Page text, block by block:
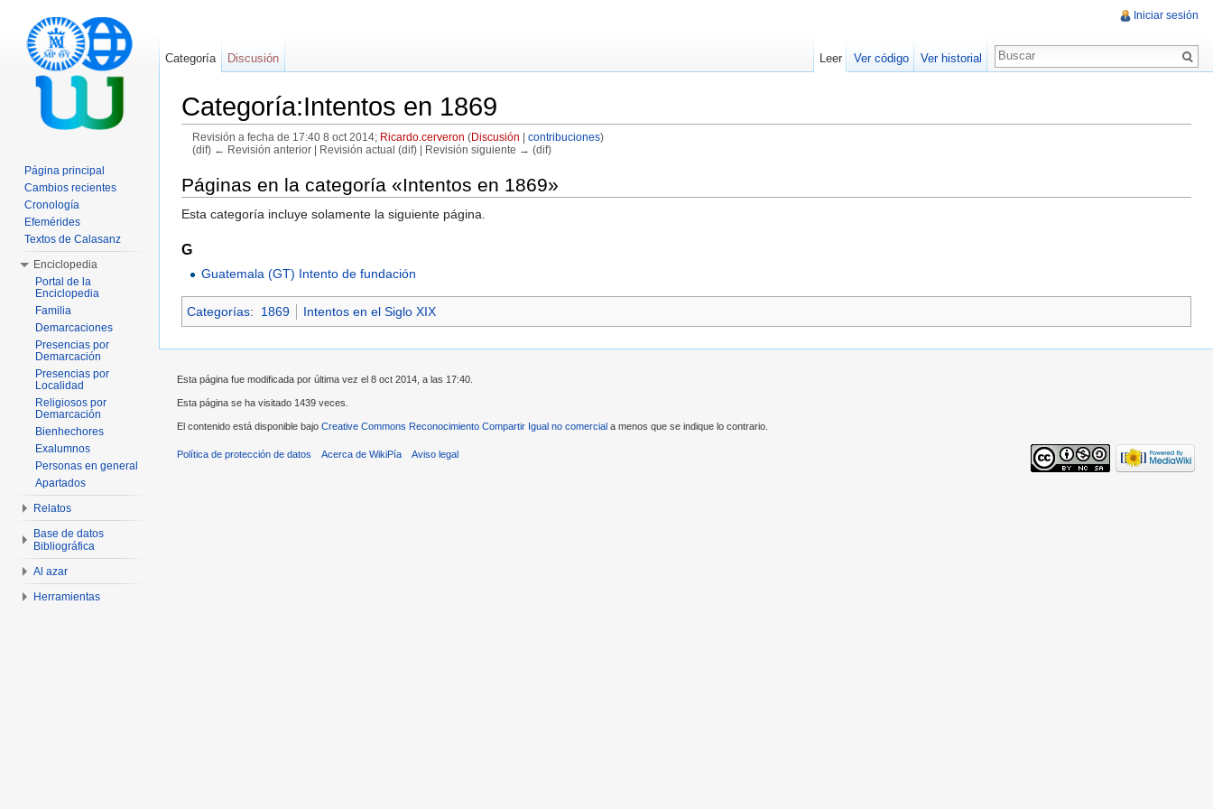
Categoría:Intentos en 1869
Revisión a fecha de 17:40 8 oct 2014; Ricardo.cerveron (Discusión contribuciones)
(dif) ← Revisión anterior | Revisión actual (dif) | Revisión siguiente → (dif)
Páginas en la categoría «Intentos en 1869»
Esta categoría incluye solamente la siguiente página.
G
Guatemala (GT) Intento de fundación
Categorías: 1869 Intentos en el Siglo XIX
Iniciar sesión
Categoría Discusión Leer Ver código Ver historial
Página principal
Cambios recientes
Cronología
Efemérides
Textos de Calasanz
Enciclopedia
Portal de la
Enciclopedia
Familia
Demarcaciones
Presencias por
Demarcación
Presencias por
Localidad
Religiosos por
Demarcación
Bienhechores
Exalumnos
Personas en general
Apartados
Relatos
Base de datos
Bibliográfica
Al azar
Herramientas
Esta página fue modificada por última vez el 8 oct 2014, a las 17:40.
Esta página se ha visitado 1439 veces.
El contenido está disponible bajo Creative Commons Reconocimiento Compartir Igual no comercial a menos que se indique lo contrario.
Política de protección de datos Acerca de WikiPía Aviso legal